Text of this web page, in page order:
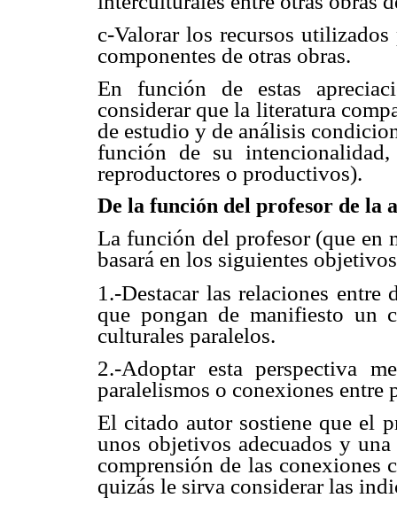
c-Valorar los recursos
componentes de otras obras.
En función de estas
considerar que la literatura
de estudio y de análisis
función de su
reproductores o productivos).
De la función del profesor de la
La función del profesor (que en
basará en los siguientes
1.-Destacar las relaciones
que pongan de manifiesto un
culturales paralelos.
2.-Adoptar esta perspectiva
paralelismos o conexiones entre
El citado autor sostiene que el
unos objetivos adecuados y
comprensión de las conexiones
quizás le sirva considerar las